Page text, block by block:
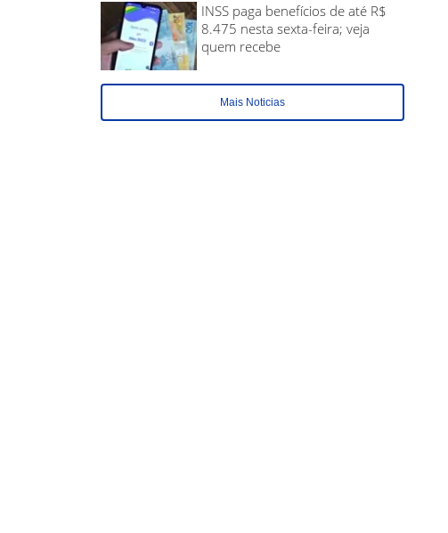
INSS paga benefícios de até R$
8.475 nesta sexta-feira; veja
quem recebe
Mais Noticias